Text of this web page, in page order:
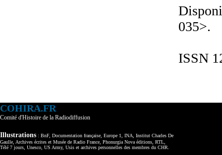
035>.
ISSN
COHIRA.FR
Comité d'Histoire de la Radiodiffusion
Illustrations : BnF, Documentation française, Europe 1, INA, Institut Charles De
Gaulle, Archives écrites et Musée de Radio France, Phonurgia Nova éditions, RTL,
Télé 7 jours, Unesco, US Army, Usis et archives personnelles des membres du CHR.